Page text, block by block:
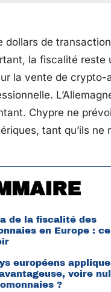
dollars de
la fiscalité reste
la vente de crypto-
Chypre ne
tant qu’ils
de la fiscalité des
en Europe : ce
européens
voire
?